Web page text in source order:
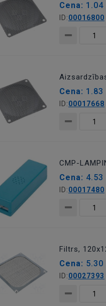
Cena: 1.04
ID:00016800
Cena: 1.83
ID:00017668
CMP-
Cena: 4.53
ID:00017480
Filtrs,
Cena: 5.30
ID:00027393